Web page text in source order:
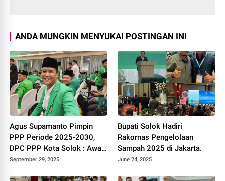
ANDA MUNGKIN MENYUKAI POSTINGAN INI
Agus Supamanto Pimpin
PPP Periode 2025-2030,
DPC PPP Kota Solok : Awal
Kebangkitan Partai Kabah
September 29, 2025
Bupati Solok Hadiri
Rakornas Pengelolaan
Sampah 2025 di Jakarta.
June 24, 2025